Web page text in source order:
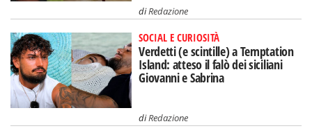
diRedazione
SOCIAL E CURIOSITÀ
Verdetti (e scintille) a Temptation
Island: atteso il falò dei siciliani
Giovanni e Sabrina
diRedazione